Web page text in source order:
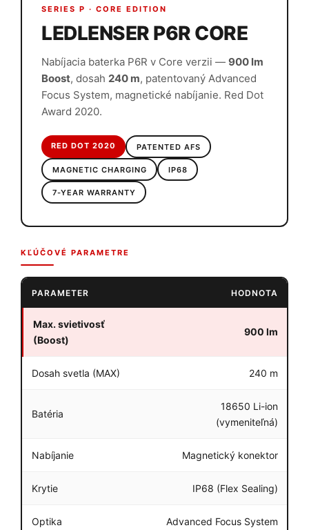
SERIES P · CORE EDITION
LEDLENSER P6R CORE
Nabíjacia baterka P6R v Core verzii — 900 lm
Boost, dosah 240 m, patentovaný Advanced
Focus System, magnetické nabíjanie. Red Dot
Award 2020.
RED DOT 2020 PATENTED AFS
MAGNETIC CHARGING IP68
7-YEAR WARRANTY
KĽÚČOVÉ PARAMETRE
PARAMETER HODNOTA
Max. svietivosť
(Boost)
900 lm
Dosah svetla (MAX) 240 m
Batéria
18650 Li-ion
(vymeniteľná)
Nabíjanie Magnetický konektor
Krytie IP68 (Flex Sealing)
Optika Advanced Focus System